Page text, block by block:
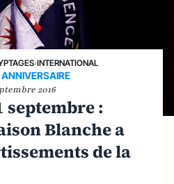
›INTERNATIONAL
2016
septembre :
Blanche a
de la